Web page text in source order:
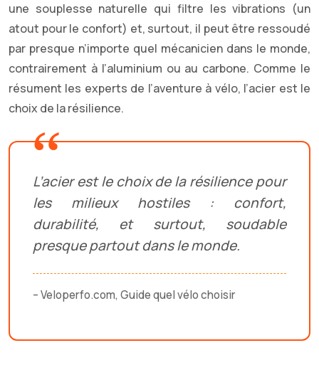
une souplesse naturelle qui filtre les vibrations (un
atout pour le confort) et, surtout, il peut être ressoudé
par presque n’importe quel mécanicien dans le monde,
contrairement à l’aluminium ou au carbone. Comme le
résument les experts de l’aventure à vélo, l’acier est le
choix de la résilience.
L’acier est le choix de la résilience pour
les milieux hostiles : confort,
durabilité, et surtout, soudable
presque partout dans le monde.
– Veloperfo.com, Guide quel vélo choisir